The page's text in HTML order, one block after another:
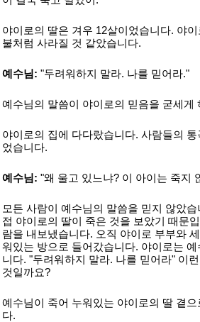
야이로의 딸은 겨우 12살이었습니다. 야
불처럼 사라질 것 같았습니다.
예수님: "두려워하지 말라. 나를 믿어라."
예수님의 말씀이 야이로의 믿음을 굳세게
야이로의 집에 다다랐습니다. 사람들의
었습니다.
예수님: "왜 울고 있느냐? 이 아이는 죽지
모든 사람이 예수님의 말씀을 믿지 않았
접 야이로의 딸이 죽은 것을 보았기 때문
람을 내보냈습니다. 오직 야이로 부부와
워있는 방으로 들어갔습니다. 야이로는
니다. "두려워하지 말라. 나를 믿어라" 이
것일까요?
예수님이 죽어 누워있는 야이로의 딸 곁
다.